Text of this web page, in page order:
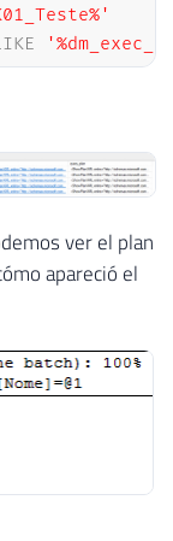
ver el plan
apareció el